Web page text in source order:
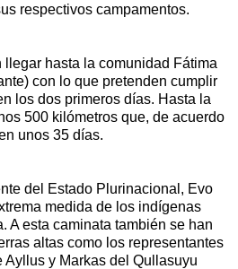
respectivos campamentos.
llegar hasta la comunidad Fátima
con lo que pretenden cumplir
los dos primeros días. Hasta la
500 kilómetros que, de acuerdo
unos 35 días.
del Estado Plurinacional, Evo
medida de los indígenas
A esta caminata también se han
altas como los representantes
y Markas del Qullasuyu